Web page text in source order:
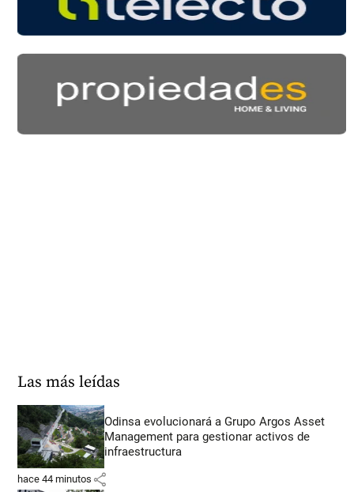
Las más leídas
Odinsa evolucionará a Grupo Argos Asset
Management para gestionar activos de
infraestructura
hace 44 minutos share